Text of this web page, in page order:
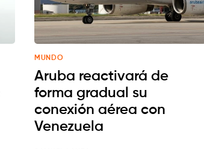
MUNDO
Aruba reactivará de
forma gradual su
conexión aérea con
Venezuela